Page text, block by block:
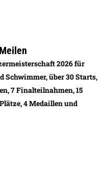
2026 für
Schwimmer, über 30 Starts,
7 Finalteilnahmen, 15
4 Medaillen und